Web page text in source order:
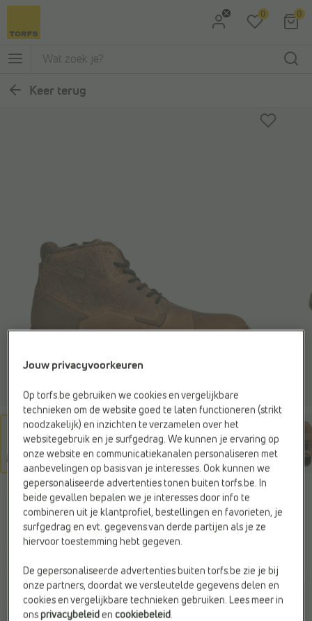
Ga naar Hoofdmenu
0 0
Keer terug
BUFFLOX
Geklede schoenen cognac
€ 120,-
Kleur
Cognac
Jouw privacyvoorkeuren
Op torfs.be gebruiken we cookies en vergelijkbare
technieken om de website goed te laten functioneren (strikt
noodzakelijk) en inzichten te verzamelen over het
websitegebruik en je surfgedrag. We kunnen je ervaring op
onze website en communicatiekanalen personaliseren met
aanbevelingen op basis van je interesses. Ook kunnen we
gepersonaliseerde advertenties tonen buiten torfs.be. In
beide gevallen bepalen we je interesses door info te
combineren uit je klantprofiel, bestellingen en favorieten, je
surfgedrag en evt. gegevens van derde partijen als je ze
hiervoor toestemming hebt gegeven.
De gepersonaliseerde advertenties buiten torfs.be zie je bij
onze partners, doordat we versleutelde gegevens delen en
cookies en vergelijkbare technieken gebruiken. Lees meer in
onsprivacybeleid encookiebeleid.